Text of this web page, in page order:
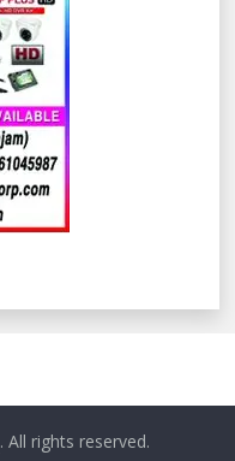
. All rights reserved.